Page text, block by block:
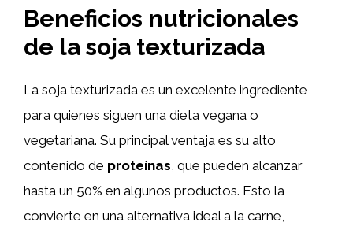
Beneficios nutricionales
de la soja texturizada
La soja texturizada es un excelente ingrediente
para quienes siguen una dieta vegana o
vegetariana. Su principal ventaja es su alto
contenido de proteínas , que pueden alcanzar
hasta un 50% en algunos productos. Esto la
convierte en una alternativa ideal a la carne,